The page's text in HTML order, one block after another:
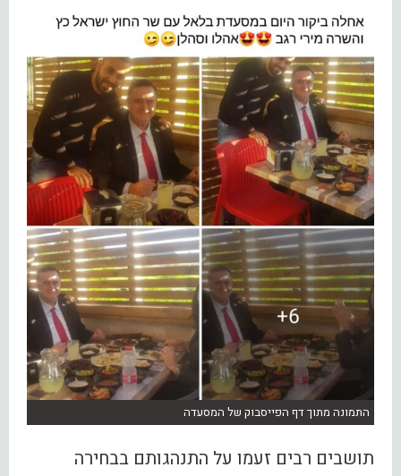
התמונה מתוך דף הפייסבוק של המסעדה
תושבים רבים זעמו על התנהגותם בבחירה